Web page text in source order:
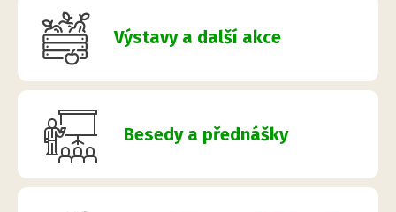
Výstavy a další akce
Besedy a přednášky